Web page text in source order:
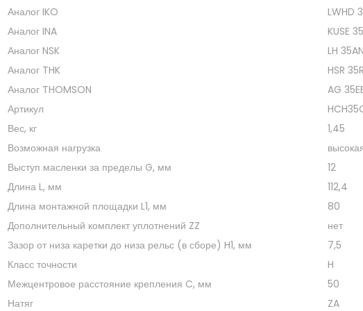
Аналог IKO
LWHD
Аналог INA
KUSE
Аналог NSK
LH 35AN
Аналог THK
HSR
Аналог THOMSON
AG
Артикул
Вес, кг
1,45
Возможная нагрузка
Выступ масленки за пределы G, мм
12
Длина L, мм
112,4
Длина монтажной площадки L1, мм
80
Дополнительный комплект уплотнений ZZ
нет
Зазор от низа каретки до низа рельс (в сборе) H1, мм
7,5
Класс точности
H
Межцентровое расстояние крепления C, мм
50
Натяг
ZA